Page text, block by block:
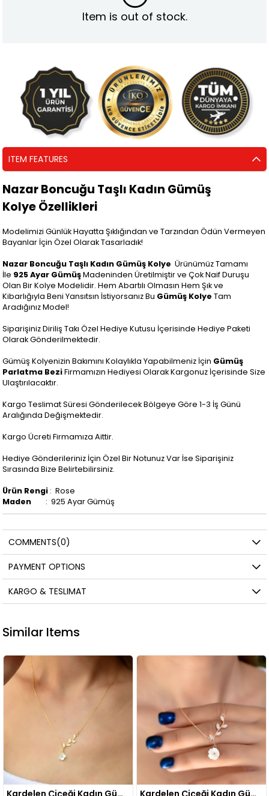
Item is out of stock.
ITEM FEATURES
Nazar Boncuğu Taşlı Kadın Gümüş
Kolye Özellikleri
Modelimizi Günlük Hayatta Şıklığından ve Tarzından Ödün Vermeyen
Bayanlar İçin Özel Olarak Tasarladık!
Nazar Boncuğu Taşlı Kadın Gümüş KolyeÜrünümüz Tamamı
İle 925 Ayar GümüşMadeninden Üretilmiştir ve Çok Naif Duruşu
Olan Bir Kolye Modelidir. Hem Abartılı Olmasın Hem Şık ve
Kibarlığıyla Beni Yansıtsın İstiyorsanız Bu Gümüş KolyeTam
Aradığınız Model!
Siparişiniz Diriliş Takı Özel Hediye Kutusu İçerisinde Hediye Paketi
Olarak Gönderilmektedir.
Gümüş Kolyenizin Bakımını Kolaylıkla Yapabilmeniz İçin Gümüş
Parlatma BeziFirmamızın Hediyesi Olarak Kargonuz İçerisinde Size
Ulaştırılacaktır.
Kargo Teslimat Süresi Gönderilecek Bölgeye Göre 1-3 İş Günü
Aralığında Değişmektedir.
Kargo Ücreti Firmamıza Aittir.
Hediye Gönderileriniz İçin Özel Bir Notunuz Var İse Siparişiniz
Sırasında Bize Belirtebilirsiniz.
Ürün Rengi : Rose
Maden
: 925 Ayar Gümüş
COMMENTS(0)
PAYMENT OPTIONS
KARGO & TESLIMAT
Similar Items
Kardelen Çiçeği Kadın Gümüş Kolye Gold
Kardelen Çiçeği Kadın Gümüş Kolye Rose